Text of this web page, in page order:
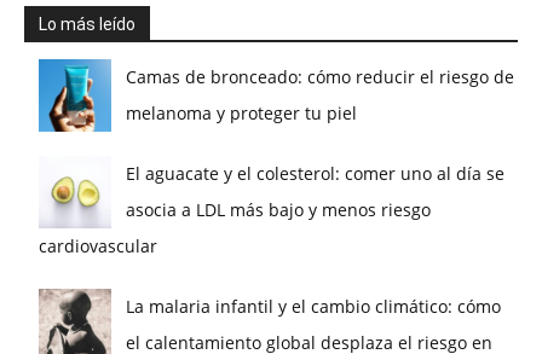
Lo más leído
Camas de bronceado: cómo reducir el riesgo de
melanoma y proteger tu piel
El aguacate y el colesterol: comer uno al día se
asocia a LDL más bajo y menos riesgo
cardiovascular
La malaria infantil y el cambio climático: cómo
el calentamiento global desplaza el riesgo en